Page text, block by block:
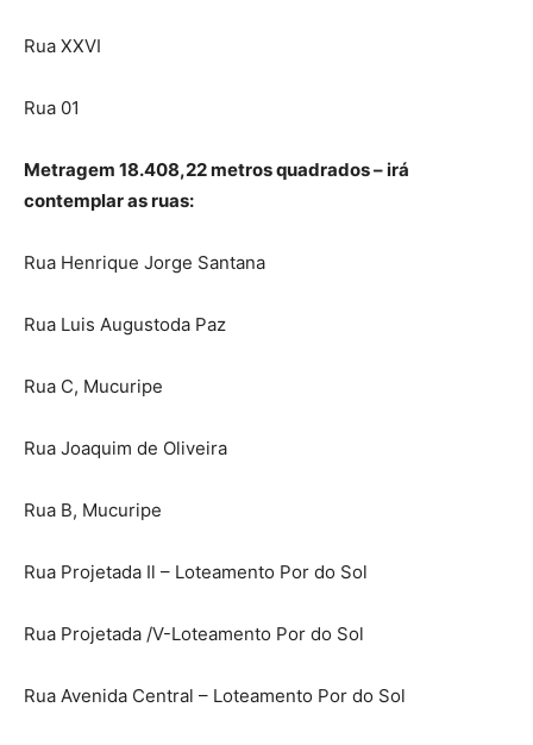
Rua XXVI
Rua 01
Metragem 18.408,22 metros quadrados – irá
contemplar as ruas:
Rua Henrique Jorge Santana
Rua Luis Augustoda Paz
Rua C, Mucuripe
Rua Joaquim de Oliveira
Rua B, Mucuripe
Rua Projetada Il – Loteamento Por do Sol
Rua Projetada /V-Loteamento Por do Sol
Rua Avenida Central – Loteamento Por do Sol